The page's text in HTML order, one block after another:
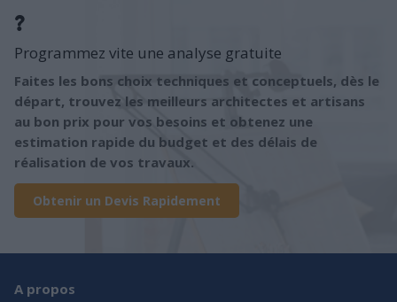
?
Programmez vite une analyse gratuite
Faites les bons choix techniques et conceptuels, dès le
départ, trouvez les meilleurs architectes et artisans
au bon prix pour vos besoins et obtenez une
estimation rapide du budget et des délais de
réalisation de vos travaux.
Obtenir un Devis Rapidement
A propos